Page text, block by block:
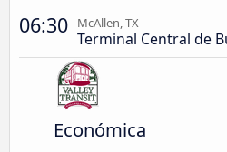
06:30 McAllen, TX
Terminal Central de
Económica